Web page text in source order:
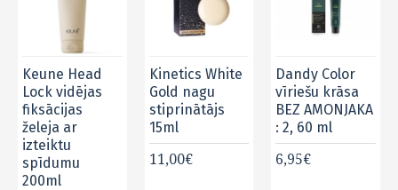
Keune Head
Lock vidējas
fiksācijas
želeja ar
izteiktu
spīdumu
200ml
Kinetics White
Gold nagu
stiprinātājs
15ml
11,00€
Dandy Color
vīriešu krāsa
BEZ AMONJAKA
: 2, 60 ml
6,95€